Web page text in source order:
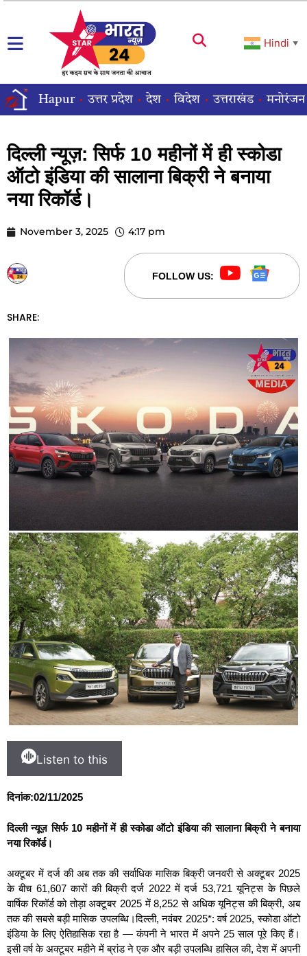
Hindi ▼
Hapur उत्तर प्रदेश देश विदेश उत्तराखंड मनोरंजन
दिल्ली न्यूज़: सिर्फ 10 महीनों में ही स्‍कोडा
ऑटो इंडिया की सालाना बिक्री ने बनाया
नया रिकॉर्ड।
November 3, 2025 4:17 pm
STARBHARATNEWS24 FOLLOW US:
SHARE:
Listen to this
दिनांक:02/11/2025
दिल्ली न्यूज़ सिर्फ 10 महीनों में ही स्‍कोडा ऑटो इंडिया की सालाना बिक्री ने बनाया
नया रिकॉर्ड।
अक्टूबर में दर्ज की अब तक की सर्वाधिक मासिक बिक्री जनवरी से अक्टूबर 2025
के बीच 61,607 कारों की बिक्री दर्ज 2022 में दर्ज 53,721 यूनिट्स के पिछले
वार्षिक रिकॉर्ड को तोड़ा अक्टूबर 2025 में 8,252 से अधिक यूनिट्स की बिक्री, अब
तक की सबसे बड़ी मासिक उपलब्धि।दिल्ली, नवंबर 2025*: वर्ष 2025, स्‍कोडा ऑटो
इंडिया के लिए ऐतिहासिक रहा है — कंपनी ने भारत में अपने 25 साल पूरे किए हैं।
इसी वर्ष के अक्टूबर महीने में ब्रांड ने एक और बड़ी उपलब्धि हासिल की, देश में अपनी